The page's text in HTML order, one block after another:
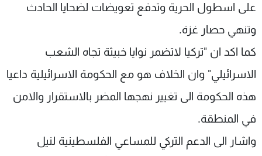
على اسطول الحرية وتدفع تعويضات لضحايا الحادث
وتنهي حصار غزة.
كما اكد ان "تركيا لاتضمر نوايا خبيثة تجاه الشعب
الاسرائيلي" وان الخلاف هو مع الحكومة الاسرائيلية داعيا
هذه الحكومة الى تغيير نهجها المضر بالاستقرار والامن
في المنطقة.
واشار الى الدعم التركي للمساعي الفلسطينية لنيل